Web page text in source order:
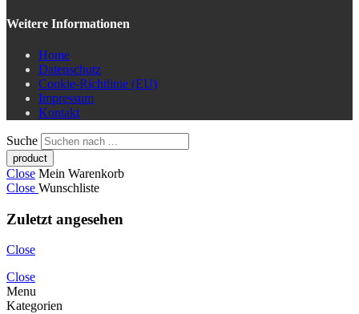
Weitere Informationen
Home
Datenschutz
Cookie-Richtlinie (EU)
Impressum
Kontakt
Suche
Close Mein Warenkorb
Close Wunschliste
Zuletzt angesehen
Close
Close
Menu
Kategorien